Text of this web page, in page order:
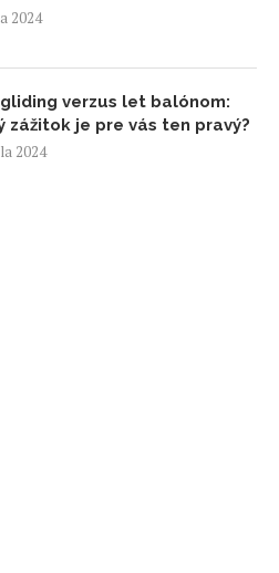
2024
verzus let balónom:
zážitok je pre vás ten pravý?
2024